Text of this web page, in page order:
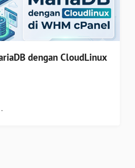
dengan CloudLinux